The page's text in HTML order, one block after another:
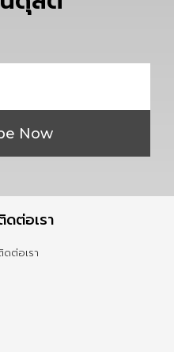
Now
ดต่อเรา
ดต่อเรา